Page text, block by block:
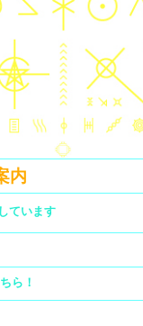
内
ています
ら！